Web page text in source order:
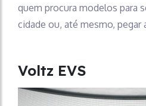
quem procura modelos para
cidade ou, até mesmo, pegar
Voltz EVS